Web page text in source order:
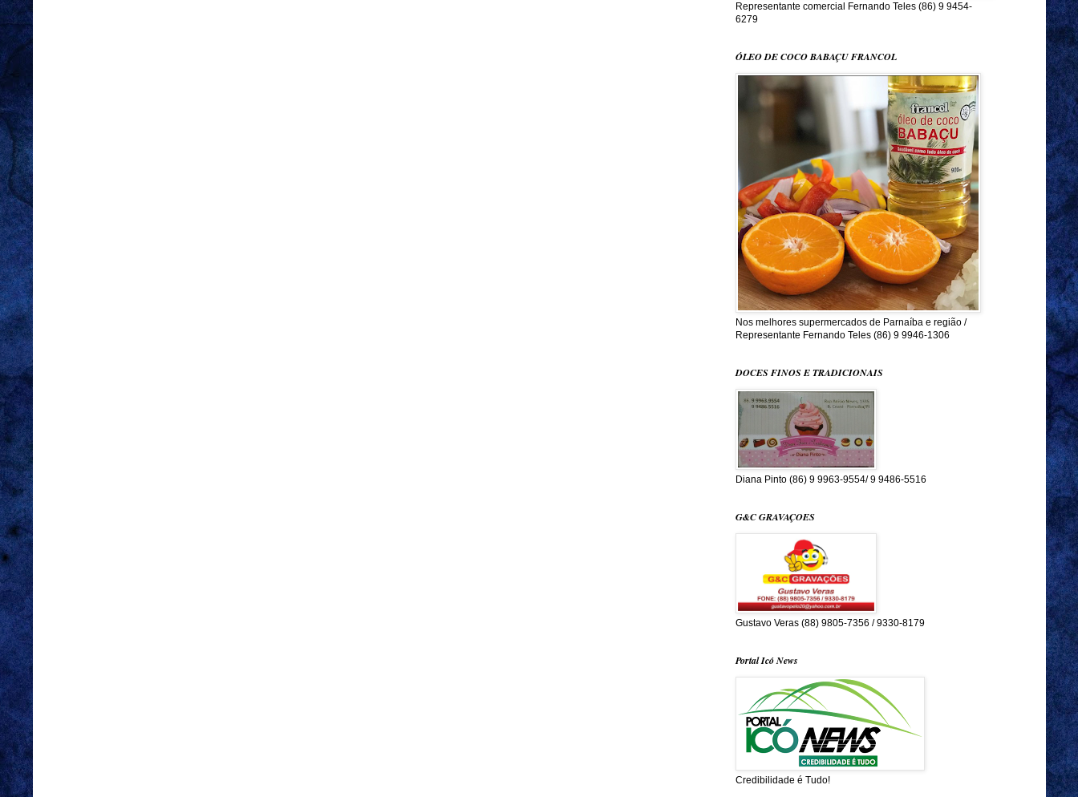
Representante comercial Fernando Teles (86) 9 9454-
6279
ÓLEO DE COCO BABAÇU FRANCOL
Nos melhores supermercados de Parnaíba e região /
Representante Fernando Teles (86) 9 9946-1306
DOCES FINOS E TRADICIONAIS
Diana Pinto (86) 9 9963-9554/ 9 9486-5516
G&C GRAVAÇOES
Gustavo Veras (88) 9805-7356 / 9330-8179
Portal Icó News
Credibilidade é Tudo!